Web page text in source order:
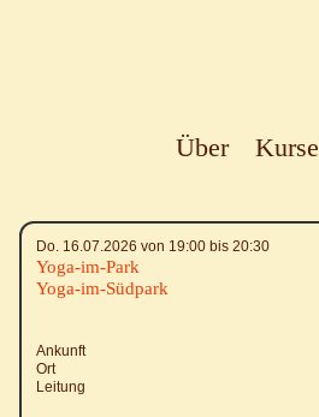
Über Kurse
Do. 16.07.2026 von 19:00 bis 20:30
Yoga-im-Park
Yoga-im-Südpark
Ankunft
Ort
Leitung